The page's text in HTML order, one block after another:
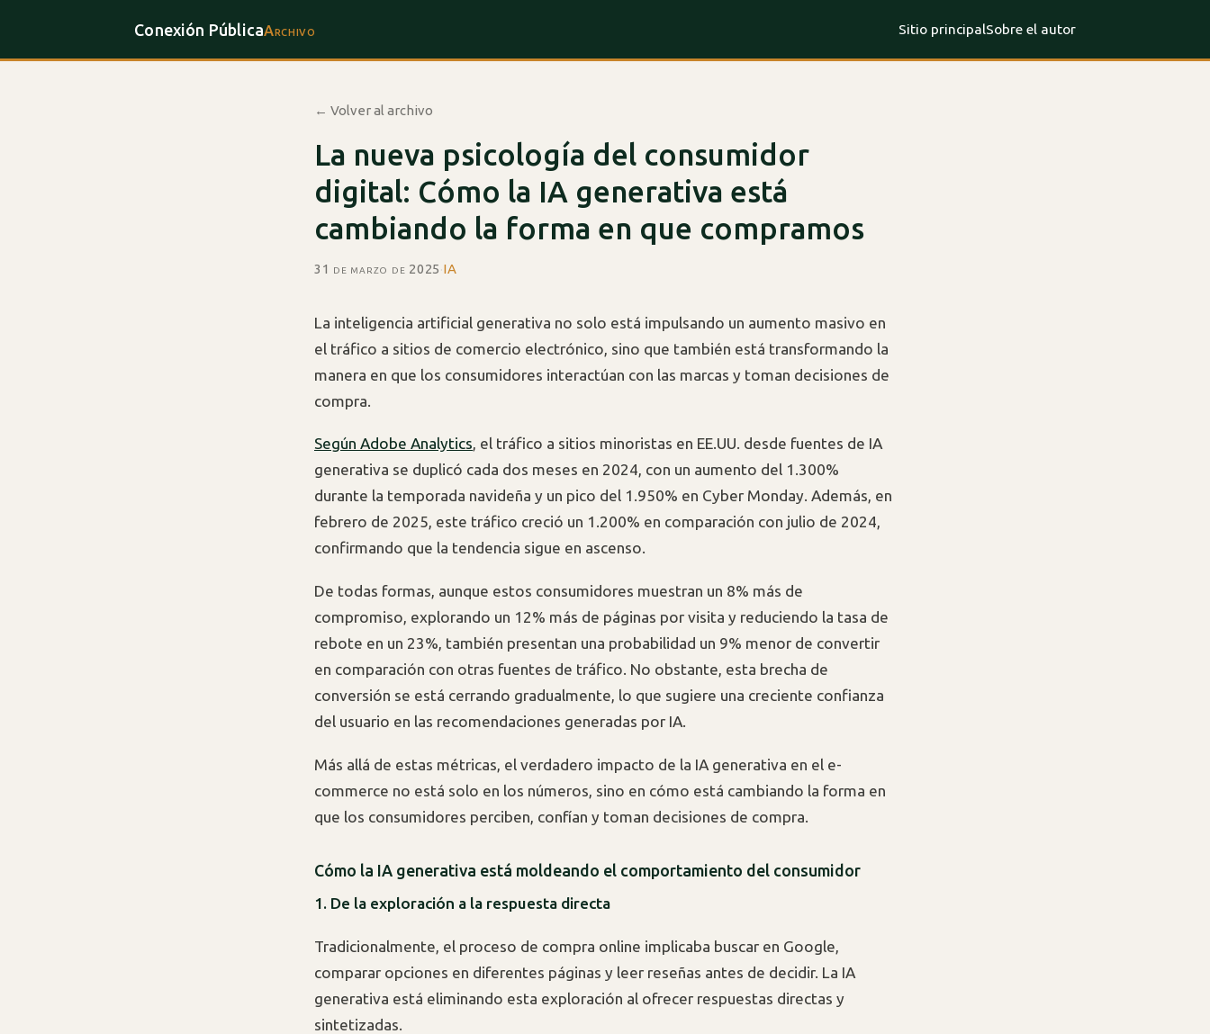
Conexión PúblicaArchivo Sitio principalSobre el autor
← Volver al archivo
La nueva psicología del consumidor
digital: Cómo la IA generativa está
cambiando la forma en que compramos
31 de marzo de 2025·IA
La inteligencia artificial generativa no solo está impulsando un aumento masivo en
el tráfico a sitios de comercio electrónico, sino que también está transformando la
manera en que los consumidores interactúan con las marcas y toman decisiones de
compra.
Según Adobe Analytics, el tráfico a sitios minoristas en EE.UU. desde fuentes de IA
generativa se duplicó cada dos meses en 2024, con un aumento del 1.300%
durante la temporada navideña y un pico del 1.950% en Cyber Monday. Además, en
febrero de 2025, este tráfico creció un 1.200% en comparación con julio de 2024,
confirmando que la tendencia sigue en ascenso.
De todas formas, aunque estos consumidores muestran un 8% más de
compromiso, explorando un 12% más de páginas por visita y reduciendo la tasa de
rebote en un 23%, también presentan una probabilidad un 9% menor de convertir
en comparación con otras fuentes de tráfico. No obstante, esta brecha de
conversión se está cerrando gradualmente, lo que sugiere una creciente confianza
del usuario en las recomendaciones generadas por IA.
Más allá de estas métricas, el verdadero impacto de la IA generativa en el e-
commerce no está solo en los números, sino en cómo está cambiando la forma en
que los consumidores perciben, confían y toman decisiones de compra.
Cómo la IA generativa está moldeando el comportamiento del consumidor
1. De la exploración a la respuesta directa
Tradicionalmente, el proceso de compra online implicaba buscar en Google,
comparar opciones en diferentes páginas y leer reseñas antes de decidir. La IA
generativa está eliminando esta exploración al ofrecer respuestas directas y
sintetizadas.